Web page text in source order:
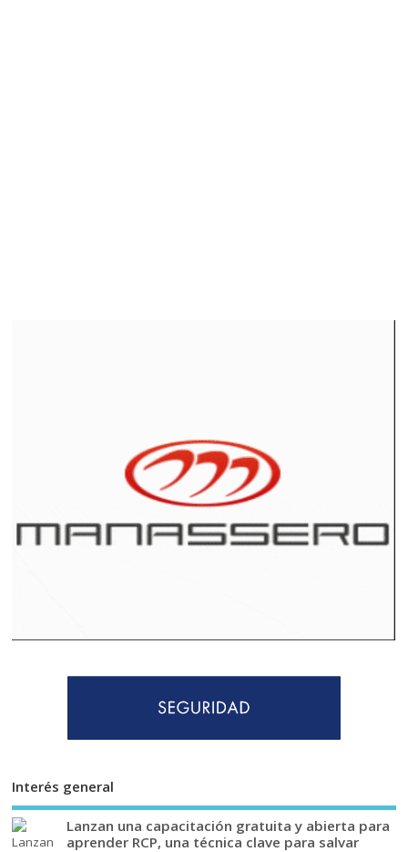
Interés general
Lanzan una capacitación gratuita y abierta para
aprender RCP, una técnica clave para salvar